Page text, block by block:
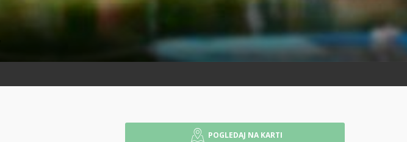
POGLEDAJ NA KARTI